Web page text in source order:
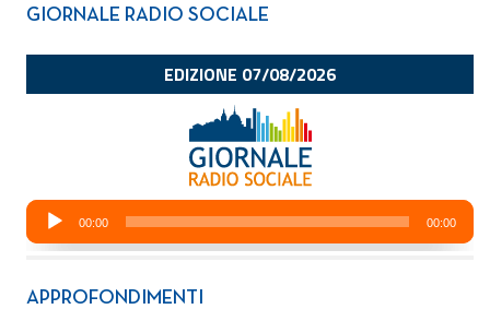
GIORNALE RADIO SOCIALE
APPROFONDIMENTI